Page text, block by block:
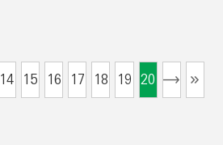
14 15 16 17 18 19 20